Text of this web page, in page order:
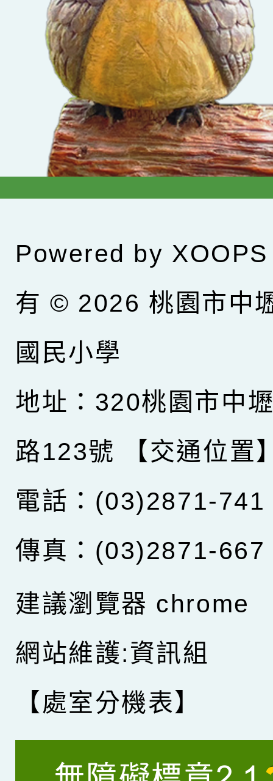
Powered by XOOPS
有 © 2026 桃園市中
國民小學
地址：320桃園市中
路123號
【交通位置
電話：(03)2871-741
傳真：(03)2871-667
建議瀏覽器 chrome
網站維護:資訊組
【處室分機表】